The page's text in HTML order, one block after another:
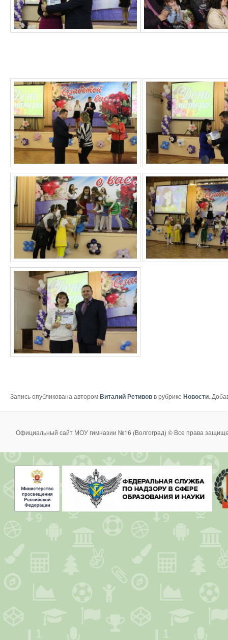
Запись опубликована авторомВиталий Ретивовв рубрике Новости.
Официальный сайт МОУ гимназии №16 (Волгоград) © Все права